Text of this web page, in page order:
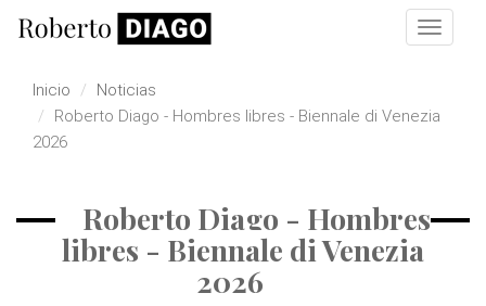
Pasar al contenido principal
Toggle
Inicio
Noticias
Roberto Diago - Hombres libres - Biennale di Venezia
2026
Roberto Diago - Hombres
libres - Biennale di Venezia
2026